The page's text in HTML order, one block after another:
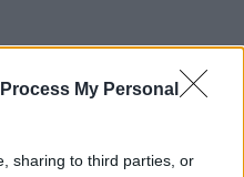
My Personal
sharing to third parties, or